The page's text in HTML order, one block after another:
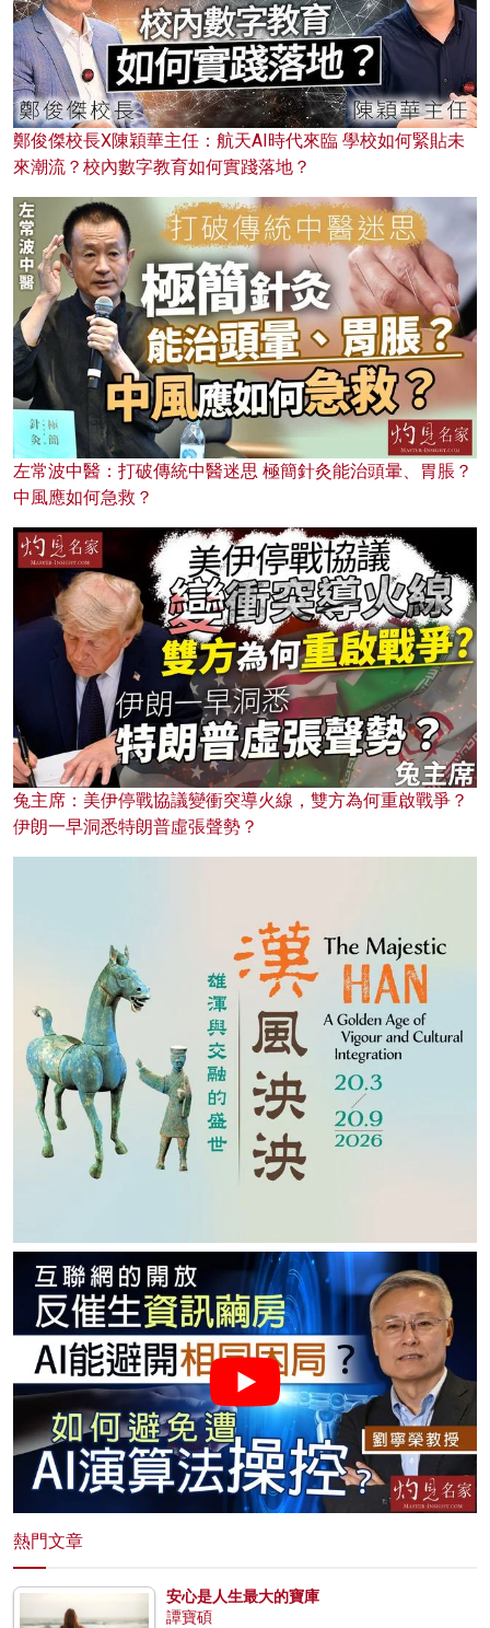
鄭俊傑校長X陳穎華主任：航天AI時代來臨 學校如何緊貼未
來潮流？校內數字教育如何實踐落地？
左常波中醫：打破傳統中醫迷思 極簡針灸能治頭暈、胃脹？
中風應如何急救？
兔主席：美伊停戰協議變衝突導火線，雙方為何重啟戰爭？
伊朗一早洞悉特朗普虛張聲勢？
熱門文章
安心是人生最大的寶庫
譚寶碩